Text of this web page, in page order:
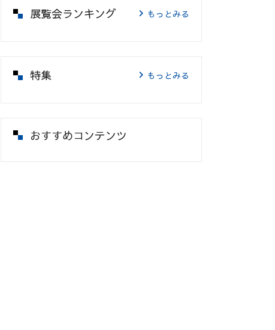
展覧会ランキング もっとみる
特集 もっとみる
おすすめコンテンツ